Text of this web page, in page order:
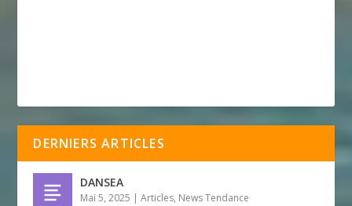
DERNIERS ARTICLES
DANSEA
Mai 5, 2025 |Articles, News Tendance